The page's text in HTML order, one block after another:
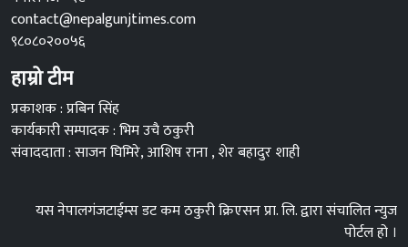
contact@nepalgunjtimes.com
९८०८०२००५६
हाम्रो टीम
प्रकाशक : प्रबिन सिंह
कार्यकारी सम्पादक : भिम उचै ठकुरी
संवाददाता : साजन घिमिरे, आशिष राना , शेर बहादुर शाही
यस नेपालगंजटाईम्स डट कम ठकुरी क्रिएसन प्रा. लि. द्वारा संचालित न्युज
पोर्टल हो ।